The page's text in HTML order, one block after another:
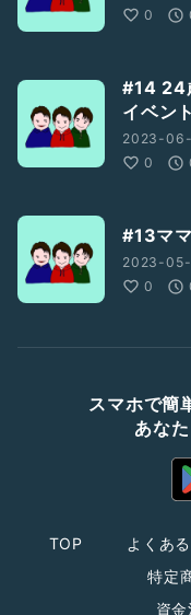
0
#14 24
イベント
2023-
0
#13マ
2023-05-
0
スマホで簡
あな
TOP よくあ
特定
資